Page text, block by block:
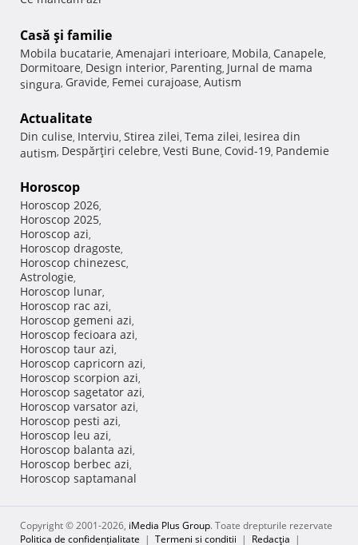
Casă şi familie
Mobila bucatarie, Amenajari interioare, Mobila, Canapele,
Dormitoare, Design interior, Parenting, Jurnal de mama
singura, Gravide, Femei curajoase, Autism
Actualitate
Din culise, Interviu, Stirea zilei, Tema zilei, Iesirea din
autism, Despărţiri celebre, Vesti Bune, Covid-19, Pandemie
Horoscop
Horoscop 2026,
Horoscop 2025,
Horoscop azi,
Horoscop dragoste,
Horoscop chinezesc,
Astrologie,
Horoscop lunar,
Horoscop rac azi,
Horoscop gemeni azi,
Horoscop fecioara azi,
Horoscop taur azi,
Horoscop capricorn azi,
Horoscop scorpion azi,
Horoscop sagetator azi,
Horoscop varsator azi,
Horoscop pesti azi,
Horoscop leu azi,
Horoscop balanta azi,
Horoscop berbec azi,
Horoscop saptamanal
Copyright © 2001-2026, iMedia Plus Group. Toate drepturile rezervate
Politica de confidențialitate | Termeni si conditii | Redacţia |